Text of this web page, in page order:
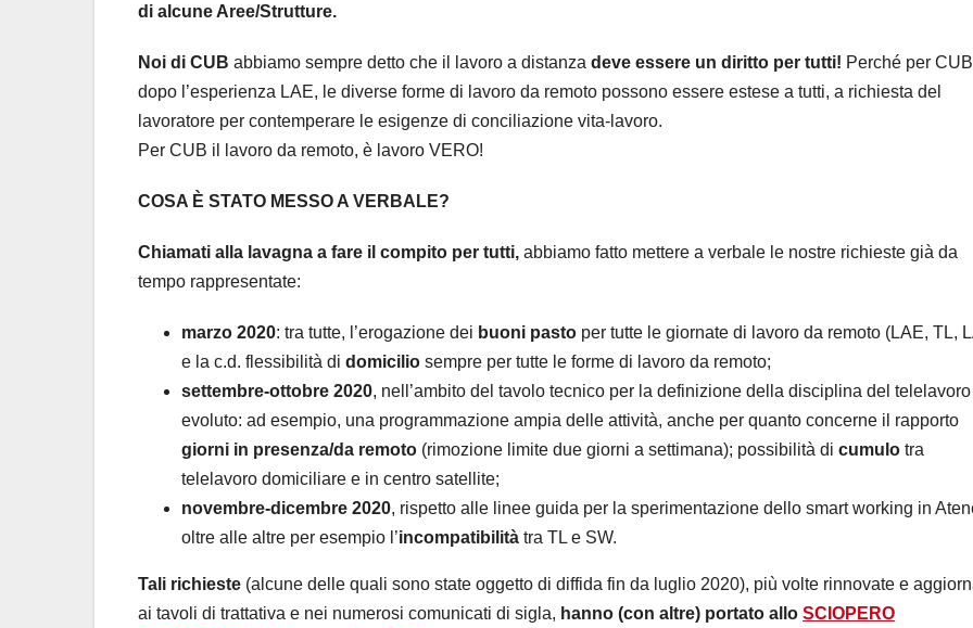
di alcune Aree/Strutture.
Noi di CUB abbiamo sempre detto che il lavoro a distanza deve essere un diritto per tutti! Perché per
dopo l’esperienza LAE, le diverse forme di lavoro da remoto possono essere estese a tutti, a richiesta del
lavoratore per contemperare le esigenze di conciliazione vita-lavoro.
Per CUB il lavoro da remoto, è lavoro VERO!
COSA È STATO MESSO A VERBALE?
Chiamati alla lavagna a fare il compito per tutti, abbiamo fatto mettere a verbale le nostre richieste già da
tempo rappresentate:
marzo 2020: tra tutte, l’erogazione dei buoni pasto per tutte le giornate di lavoro da remoto (LAE, TL,
e la c.d. flessibilità di domicilio sempre per tutte le forme di lavoro da remoto;
settembre-ottobre 2020, nell’ambito del tavolo tecnico per la definizione della disciplina del telelavoro
evoluto: ad esempio, una programmazione ampia delle attività, anche per quanto concerne il rapporto
giorni in presenza/da remoto (rimozione limite due giorni a settimana); possibilità di cumulo tra
telelavoro domiciliare e in centro satellite;
novembre-dicembre 2020, rispetto alle linee guida per la sperimentazione dello smart working in
oltre alle altre per esempio l’incompatibilità tra TL e SW.
Tali richieste (alcune delle quali sono state oggetto di diffida fin da luglio 2020), più volte rinnovate e
ai tavoli di trattativa e nei numerosi comunicati di sigla, hanno (con altre) portato allo SCIOPERO